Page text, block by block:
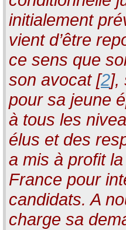
initialement
vient d’être
ce sens que
son avocat [2],
pour sa jeune
à tous les
élus et des
a mis à profit
France pour
candidats. A
charge sa